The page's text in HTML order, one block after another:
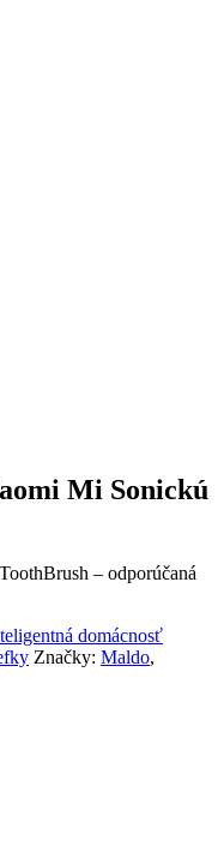
Mi Sonickú
– odporúčaná
domácnosť
Značky: Maldo,